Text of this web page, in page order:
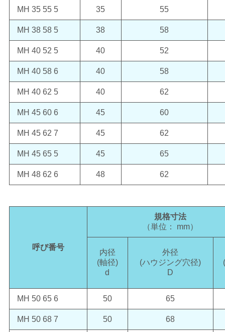
MH 35 55 5 35 55
MH 38 58 5 38 58
MH 40 52 5 40 52
MH 40 58 6 40 58
MH 40 62 5 40 62
MH 45 60 6 45 60
MH 45 62 7 45 62
MH 45 65 5 45 65
MH 48 62 6 48 62
呼び番号
規格寸法
（単位： mm）
内径
(軸径)
d
外径
(ハウジング穴径)
D
MH 50 65 6 50 65
MH 50 68 7 50 68